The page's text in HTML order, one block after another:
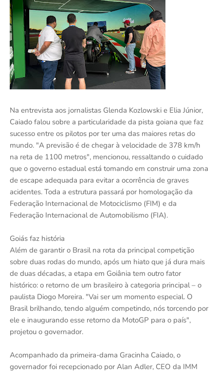
Na entrevista aos jornalistas Glenda Kozlowski e Elia Júnior,
Caiado falou sobre a particularidade da pista goiana que faz
sucesso entre os pilotos por ter uma das maiores retas do
mundo. "A previsão é de chegar à velocidade de 378 km/h
na reta de 1100 metros", mencionou, ressaltando o cuidado
que o governo estadual está tomando em construir uma zona
de escape adequada para evitar a ocorrência de graves
acidentes. Toda a estrutura passará por homologação da
Federação Internacional de Motociclismo (FIM) e da
Federação Internacional de Automobilismo (FIA).
Goiás faz história
Além de garantir o Brasil na rota da principal competição
sobre duas rodas do mundo, após um hiato que já dura mais
de duas décadas, a etapa em Goiânia tem outro fator
histórico: o retorno de um brasileiro à categoria principal – o
paulista Diogo Moreira. "Vai ser um momento especial. O
Brasil brilhando, tendo alguém competindo, nós torcendo por
ele e inaugurando esse retorno da MotoGP para o país",
projetou o governador.
Acompanhado da primeira-dama Gracinha Caiado, o
governador foi recepcionado por Alan Adler, CEO da IMM